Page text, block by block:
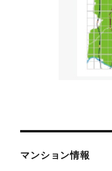
マンション情報